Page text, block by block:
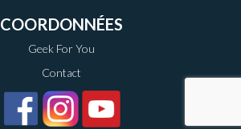
COORDONNÉES
Geek For You
Contact